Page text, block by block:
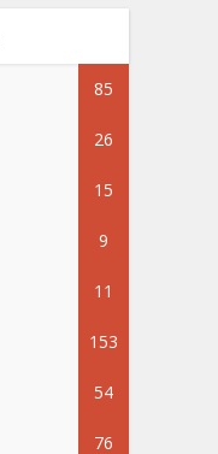
85
26
15
9
11
153
54
76